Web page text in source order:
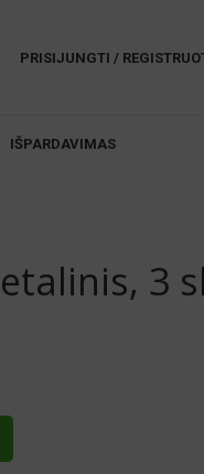
PRISIJUNGTI /
IŠPARDAVIMAS
3